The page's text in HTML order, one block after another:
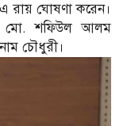
রায় ঘোষণা করেন।
মো. শফিউল আলম
চৌধুরী।